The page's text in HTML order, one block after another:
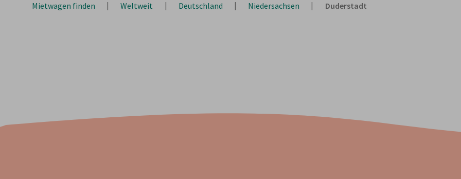
Mietwagen finden Weltweit Deutschland Niedersachsen Duderstadt